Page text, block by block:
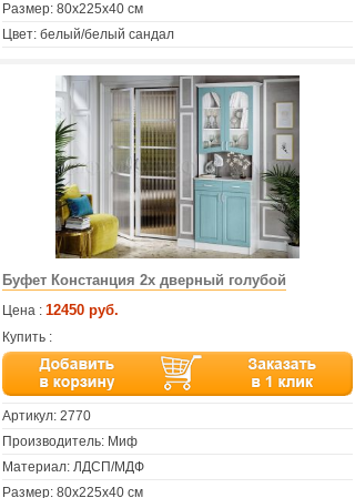
Размер: 80х225х40 см
Цвет: белый/белый сандал
Буфет Констанция 2х дверный голубой
Цена : 12450 руб.
Купить :
Артикул: 2770
Производитель: Миф
Материал: ЛДСП/МДФ
Размер: 80х225х40 см